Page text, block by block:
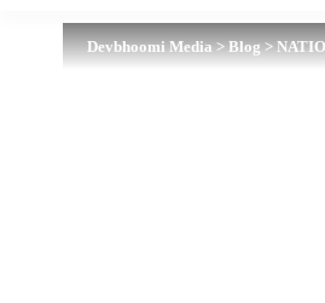
Devbhoomi Media>Blog>